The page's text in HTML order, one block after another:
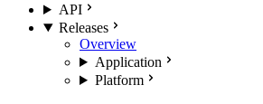
API
Releases
Overview
Application
Platform